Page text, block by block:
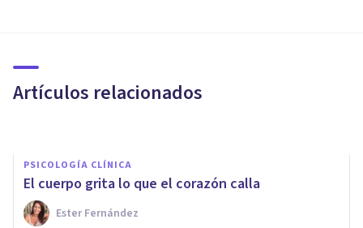
Artículos relacionados
ansiedad»
PSICOLOGÍA CLÍNICA
El cuerpo grita lo que el corazón calla
Ester Fernández